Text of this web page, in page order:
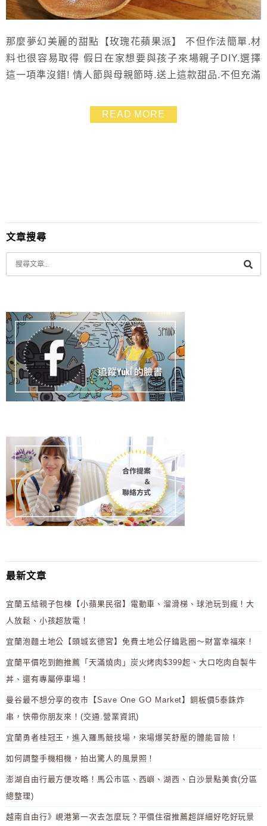
那麼夢幻美麗的甜點【玫瑰花蘋果派】 不但作法簡單.材
料也很容易取得 假日在家想要與孩子來場親子DIY.選擇
這一項準沒錯! 情人節與母親節時.送上這款甜品.不但充滿
READ MORE
文章搜尋
最新文章
宜蘭五結親子包棟【小蘋果民宿】電動車、溜滑梯、球池玩到瘋！大
人放鬆、小孩超放電！
宜蘭泡麵土地公【頭城玄德宮】免費土地公仔鑰匙圈～財富幸福來！
宜蘭平價吃到飽推薦「天滿燒肉」炭火烤肉$399起、大口吃肉自製牛
丼、還有專屬停車場！
曼谷最不想分享的夜市【Save One GO Market】銅板價5泰銖炸
串，快帶你朋友來！(交通.營業資訊)
宜蘭勇者桂冠王，進入羅馬競技場，來場爆笑舒壓的體能冒險！
如何調整手機相機，拍出驚人的風景照！
澎湖自由行最方便攻略！馬公市區、西嶼、湖西、白沙景點美食(分區
總整理)
越南自由行》峴港第一次去怎麼玩？平價住宿推薦超詳細好吃好玩景